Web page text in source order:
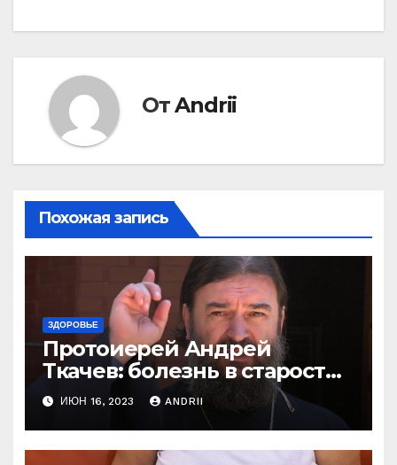
ОтAndrii
Похожая запись
ЗДОРОВЬЕ
Протоиерей Андрей
Ткачев: болезнь в старости
— это расплата за грехи?
Вот те раз!
ИЮН 16, 2023 ANDRII